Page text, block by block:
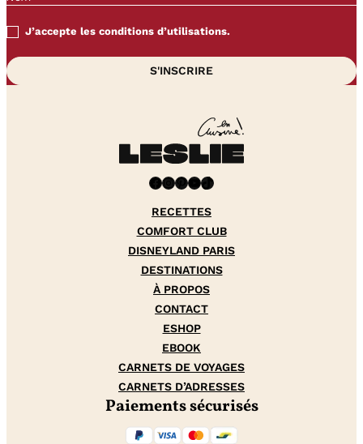
J’accepte les conditions d’utilisations.
Facebook InstagramPinterest YouTube TikTok
RECETTES
COMFORT CLUB
DISNEYLAND PARIS
DESTINATIONS
À PROPOS
CONTACT
ESHOP
EBOOK
CARNETS DE VOYAGES
CARNETS D’ADRESSES
Paiements sécurisés